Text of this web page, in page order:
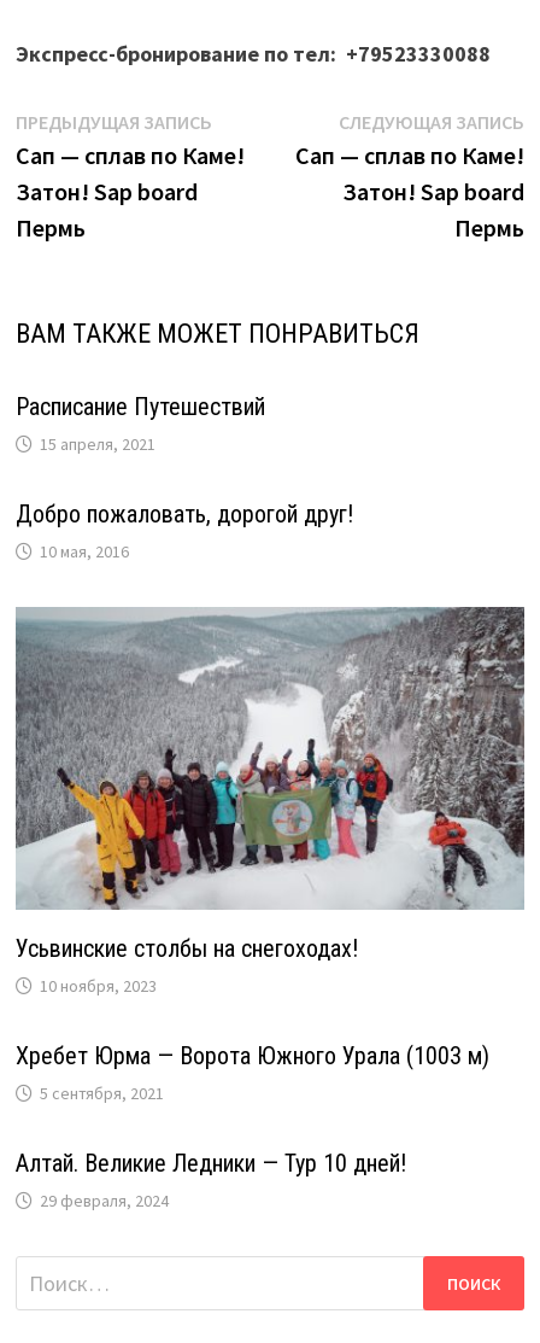
Экспресс-бронирование по тел: +79523330088
Навигация
по
записям
ПРЕДЫДУЩАЯ ЗАПИСЬПредыдущая
запись:
Сап — сплав по Каме!
Затон! Sap board
Пермь
СЛЕДУЮЩАЯ ЗАПИСЬ
Сап — сплав по Каме!
Затон! Sap board
Пермь
ВАМ ТАКЖЕ МОЖЕТ ПОНРАВИТЬСЯ
Расписание Путешествий
15 апреля, 2021
Добро пожаловать, дорогой друг!
10 мая, 2016
Усьвинские столбы на снегоходах!
10 ноября, 2023
Хребет Юрма — Ворота Южного Урала (1003 м)
5 сентября, 2021
Алтай. Великие Ледники — Тур 10 дней!
29 февраля, 2024
Найти: